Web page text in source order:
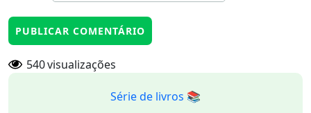
540visualizações
Série de livros 📚